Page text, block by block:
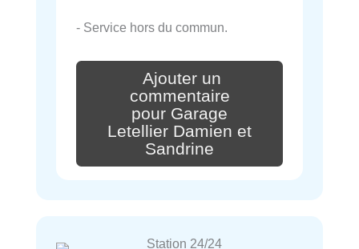
- Service hors du commun.
Ajouter un
commentaire
pour Garage
Letellier Damien et
Sandrine
Station 24/24